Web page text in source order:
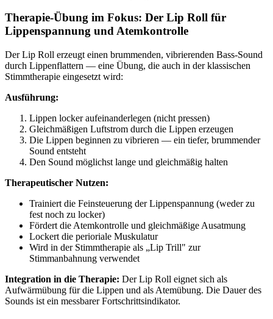
Therapie-Übung im Fokus: Der Lip Roll für
Lippenspannung und Atemkontrolle
Der Lip Roll erzeugt einen brummenden, vibrierenden Bass-Sound
durch Lippenflattern — eine Übung, die auch in der klassischen
Stimmtherapie eingesetzt wird:
Ausführung:
Lippen locker aufeinanderlegen (nicht pressen)
Gleichmäßigen Luftstrom durch die Lippen erzeugen
Die Lippen beginnen zu vibrieren — ein tiefer, brummender
Sound entsteht
Den Sound möglichst lange und gleichmäßig halten
Therapeutischer Nutzen:
Trainiert die Feinsteuerung der Lippenspannung (weder zu
fest noch zu locker)
Fördert die Atemkontrolle und gleichmäßige Ausatmung
Lockert die perioriale Muskulatur
Wird in der Stimmtherapie als „Lip Trill" zur
Stimmanbahnung verwendet
Integration in die Therapie: Der Lip Roll eignet sich als
Aufwärmübung für die Lippen und als Atemübung. Die Dauer des
Sounds ist ein messbarer Fortschrittsindikator.